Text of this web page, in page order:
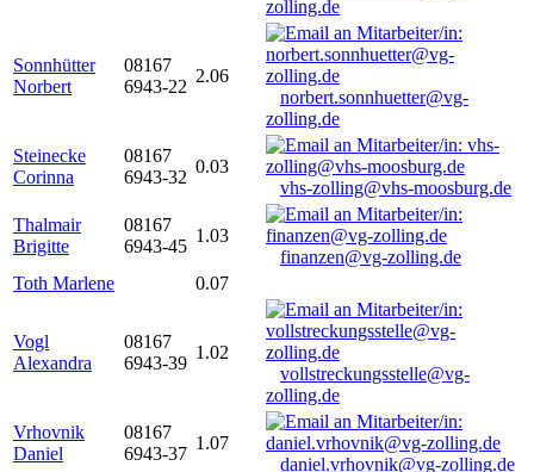
zolling.de
Sonnhütter
Norbert
08167
6943-22
2.06
norbert.sonnhuetter@vg-
zolling.de
Steinecke
Corinna
08167
6943-32
0.03
vhs-zolling@vhs-moosburg.de
Thalmair
Brigitte
08167
6943-45
1.03
finanzen@vg-zolling.de
Toth Marlene
0.07
Vogl
Alexandra
08167
6943-39
1.02
vollstreckungsstelle@vg-
zolling.de
Vrhovnik
Daniel
08167
6943-37
1.07
daniel.vrhovnik@vg-zolling.de